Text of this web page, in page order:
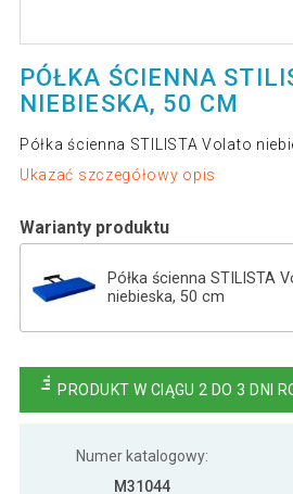
PÓŁKA ŚCIENNA
NIEBIESKA, 50 CM
Półka ścienna STILISTA Volato
Ukazać szczegółowy opis
Warianty produktu
Półka ścienna STILISTA
niebieska, 50 cm
110 cm
90 cm
PRODUKT W CIĄGU 2 DO 3 DNI
Numer katalogowy:
M31044